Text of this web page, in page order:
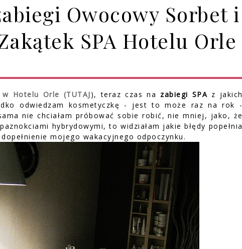
Owocowy Sorbet i
SPA Hotelu Orle
w Hotelu Orle (TUTAJ), teraz czas na zabiegi SPA z jakich
odwiedzam kosmetyczkę - jest to może raz na rok -
nie chciałam próbować sobie robić, nie mniej, jako, że
hybrydowymi, to widziałam jakie błędy popełnia
mojego wakacyjnego odpoczynku.